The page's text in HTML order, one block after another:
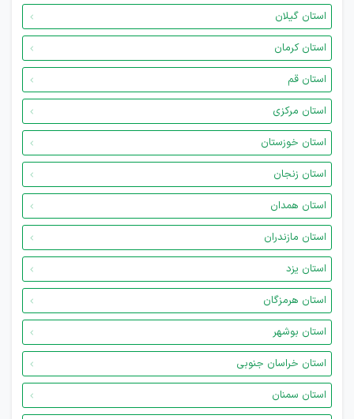
استان گیلان
استان کرمان
استان قم
استان مرکزی
استان خوزستان
استان زنجان
استان همدان
استان مازندران
استان یزد
استان هرمزگان
استان بوشهر
استان خراسان جنوبی
استان سمنان